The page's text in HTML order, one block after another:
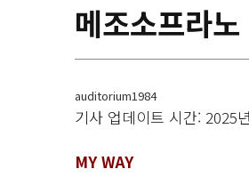
메조소프라
auditorium1984
기사 업데이트 시간: 2025
MY WAY